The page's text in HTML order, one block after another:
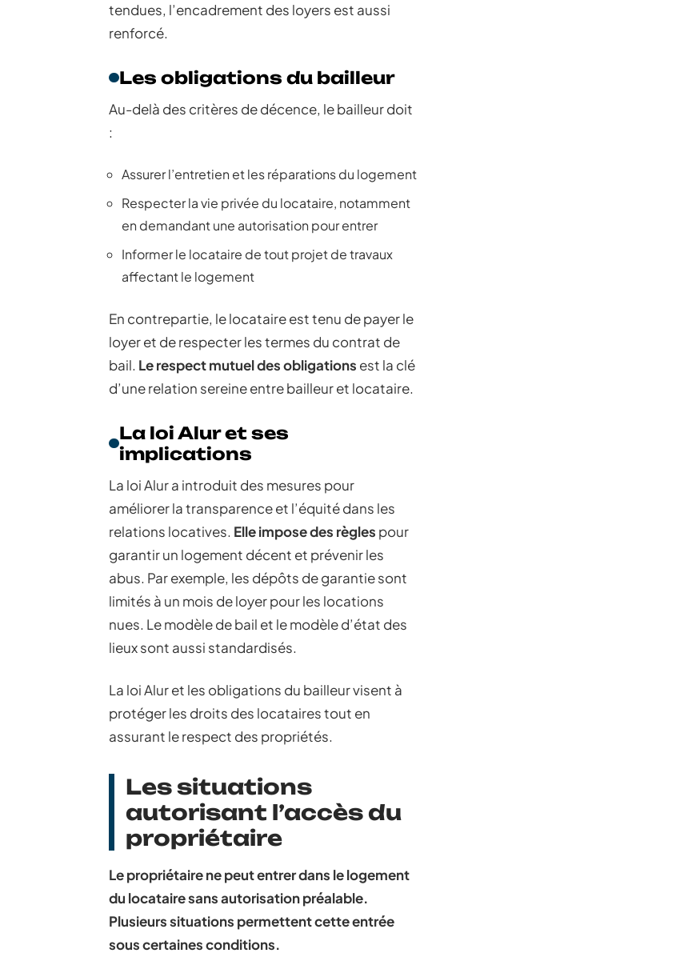
tendues, l’encadrement des loyers est aussi
renforcé.
Les obligations du bailleur
Au-delà des critères de décence, le bailleur doit
:
Assurer l’entretien et les réparations du logement
Respecter la vie privée du locataire, notamment
en demandant une autorisation pour entrer
Informer le locataire de tout projet de travaux
affectant le logement
En contrepartie, le locataire est tenu de payer le
loyer et de respecter les termes du contrat de
bail. Le respect mutuel des obligations est la clé
d’une relation sereine entre bailleur et locataire.
La loi Alur et ses
implications
La loi Alur a introduit des mesures pour
améliorer la transparence et l’équité dans les
relations locatives. Elle impose des règles pour
garantir un logement décent et prévenir les
abus. Par exemple, les dépôts de garantie sont
limités à un mois de loyer pour les locations
nues. Le modèle de bail et le modèle d’état des
lieux sont aussi standardisés.
La loi Alur et les obligations du bailleur visent à
protéger les droits des locataires tout en
assurant le respect des propriétés.
Les situations
autorisant l’accès du
propriétaire
Le propriétaire ne peut entrer dans le logement
du locataire sans autorisation préalable.
Plusieurs situations permettent cette entrée
sous certaines conditions.